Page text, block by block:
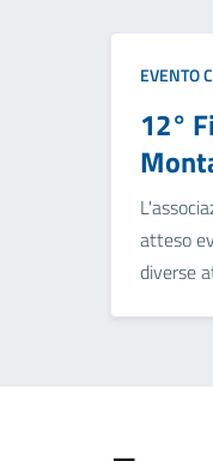
EVENTO
12°
atteso
diverse